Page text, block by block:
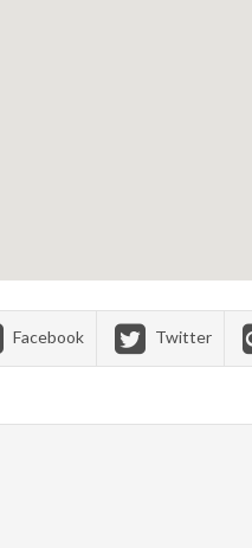
Facebook Twitter